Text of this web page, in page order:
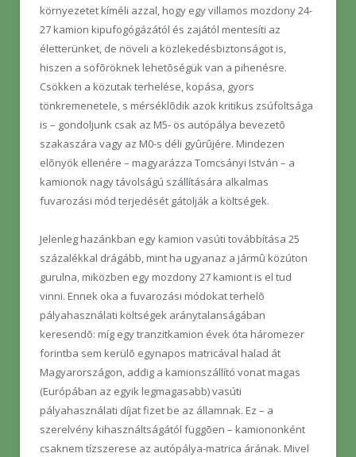
környezetet kíméli azzal, hogy egy villamos mozdony 24-
27 kamion kipufogógázától és zajától mentesíti az
életterünket, de növeli a közlekedésbiztonságot is,
hiszen a sofõröknek lehetõségük van a pihenésre.
Csökken a közutak terhelése, kopása, gyors
tönkremenetele, s mérséklõdik azok kritikus zsúfoltsága
is – gondoljunk csak az M5- ös autópálya bevezetõ
szakaszára vagy az M0-s déli gyûrûjére. Mindezen
elõnyök ellenére – magyarázza Tomcsányi István – a
kamionok nagy távolságú szállítására alkalmas
fuvarozási mód terjedését gátolják a költségek.
Jelenleg hazánkban egy kamion vasúti továbbítása 25
százalékkal drágább, mint ha ugyanaz a jármû közúton
gurulna, miközben egy mozdony 27 kamiont is el tud
vinni. Ennek oka a fuvarozási módokat terhelõ
pályahasználati költségek aránytalanságában
keresendõ: míg egy tranzitkamion évek óta háromezer
forintba sem kerülõ egynapos matricával halad át
Magyarországon, addig a kamionszállító vonat magas
(Európában az egyik legmagasabb) vasúti
pályahasználati díjat fizet be az államnak. Ez – a
szerelvény kihasználtságától függõen – kamiononként
csaknem tízszerese az autópálya-matrica árának. Mivel